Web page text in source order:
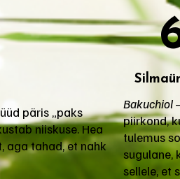
päris „paks
niiskuse. Hea
aga tahad, et nahk
Bakuchiol
piirkond,
tulemus
sugulane,
sellele, et